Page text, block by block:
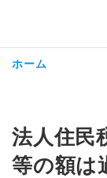
ホーム
法人住民
等の額は